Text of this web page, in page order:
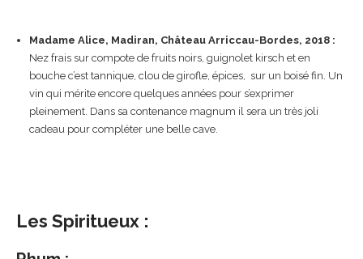
Madame Alice, Madiran, Château Arriccau-Bordes, 2018 :
Nez frais sur compote de fruits noirs, guignolet kirsch et en
bouche c’est tannique, clou de girofle, épices, sur un boisé fin. Un
vin qui mérite encore quelques années pour s’exprimer
pleinement. Dans sa contenance magnum il sera un très joli
cadeau pour compléter une belle cave.
Les Spiritueux :